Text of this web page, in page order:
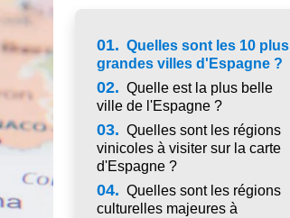
01. Quelles sont les 10 plus
grandes villes d'Espagne ?
02. Quelle est la plus belle
ville de l'Espagne ?
03. Quelles sont les régions
vinicoles à visiter sur la carte
d'Espagne ?
04. Quelles sont les régions
culturelles majeures à